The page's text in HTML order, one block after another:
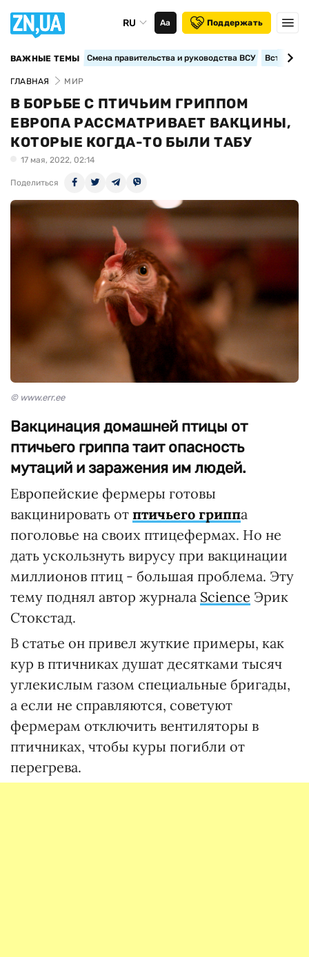
RU Аа Поддержать
ВАЖНЫЕ ТЕМЫ Смена правительства и руководства ВСУ
ГЛАВНАЯ МИР
В БОРЬБЕ С ПТИЧЬИМ ГРИППОМ
ЕВРОПА РАССМАТРИВАЕТ ВАКЦИНЫ,
КОТОРЫЕ КОГДА-ТО БЫЛИ ТАБУ
17 мая, 2022, 02:14
Поделиться
© www.err.ee
Вакцинация домашней птицы от
птичьего гриппа таит опасность
мутаций и заражения им людей.
Европейские фермеры готовы
вакцинировать от птичьего гриппа
поголовье на своих птицефермах. Но не
дать ускользнуть вирусу при вакцинации
миллионов птиц - большая проблема. Эту
тему поднял автор журнала Science Эрик
Стокстад.
В статье он привел жуткие примеры, как
кур в птичниках душат десятками тысяч
углекислым газом специальные бригады,
а если не справляются, советуют
фермерам отключить вентиляторы в
птичниках, чтобы куры погибли от
перегрева.